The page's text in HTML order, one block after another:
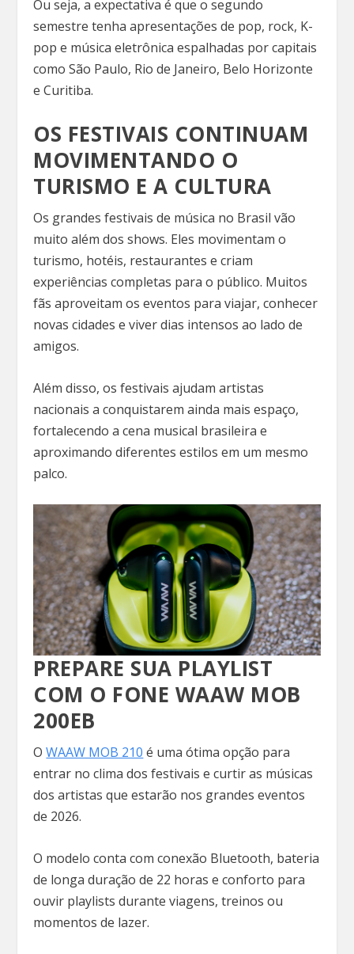
Ou seja, a expectativa é que o segundo
semestre tenha apresentações de pop, rock, K-
pop e música eletrônica espalhadas por capitais
como São Paulo, Rio de Janeiro, Belo Horizonte
e Curitiba.
OS FESTIVAIS CONTINUAM
MOVIMENTANDO O
TURISMO E A CULTURA
Os grandes festivais de música no Brasil vão
muito além dos shows. Eles movimentam o
turismo, hotéis, restaurantes e criam
experiências completas para o público. Muitos
fãs aproveitam os eventos para viajar, conhecer
novas cidades e viver dias intensos ao lado de
amigos.
Além disso, os festivais ajudam artistas
nacionais a conquistarem ainda mais espaço,
fortalecendo a cena musical brasileira e
aproximando diferentes estilos em um mesmo
palco.
PREPARE SUA PLAYLIST
COM O FONE WAAW MOB
200EB
OWAAW MOB 210 é uma ótima opção para
entrar no clima dos festivais e curtir as músicas
dos artistas que estarão nos grandes eventos
de 2026.
O modelo conta com conexão Bluetooth, bateria
de longa duração de 22 horas e conforto para
ouvir playlists durante viagens, treinos ou
momentos de lazer.